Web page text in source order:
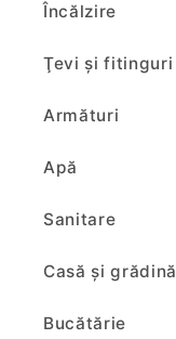
Încălzire
Ţevi şi fitinguri
Armături
Apă
Sanitare
Casă și grădină
Bucătărie